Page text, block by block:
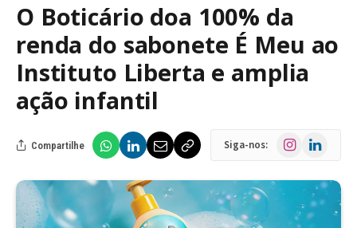
O Boticário doa 100% da
renda do sabonete É Meu ao
Instituto Liberta e amplia
ação infantil
Compartilhe Siga-nos: InstagramLinkedIn